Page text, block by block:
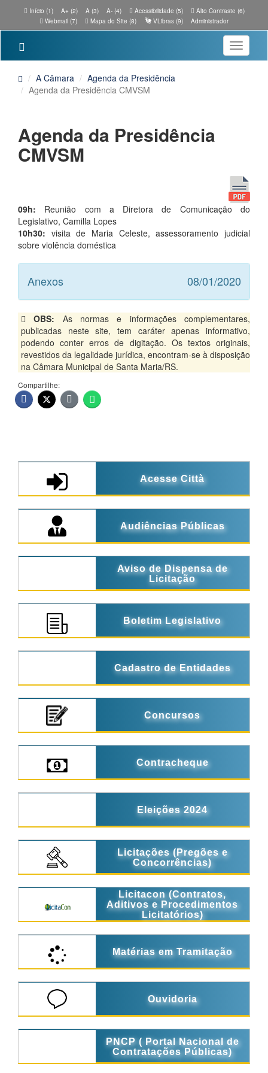
Início (1) A+ (2) A (3) A- (4) Acessibilidade (5)
Alto Contraste (6)
Webmail (7)
Mapa do Site (8) VLibras (9) Administrador
Toggle
A Câmara
Agenda da Presidência
Agenda da Presidência CMVSM
Agenda da Presidência
CMVSM
09h: Reunião com a Diretora de Comunicação do
Legislativo, Camilla Lopes
10h30: visita de Maria Celeste, assessoramento judicial
sobre violência doméstica
Anexos 08/01/2020
OBS: As normas e informações complementares,
publicadas neste site, tem caráter apenas informativo,
podendo conter erros de digitação. Os textos originais,
revestidos da legalidade jurídica, encontram-se à disposição
na Câmara Municipal de Santa Maria/RS.
Compartilhe:
Acesse Città
Audiências Públicas
Aviso de Dispensa de
Licitação
Boletim Legislativo
Cadastro de Entidades
Concursos
Contracheque
Eleições 2024
Licitações (Pregões e
Concorrências)
Licitacon (Contratos,
Aditivos e Procedimentos
Licitatórios)
Matérias em Tramitação
Ouvidoria
PNCP ( Portal Nacional de
Contratações Públicas)